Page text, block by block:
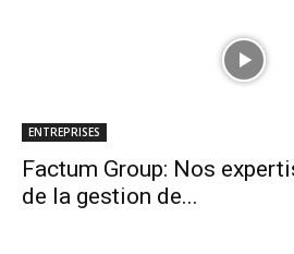
ENTREPRISES
Factum Group: Nos
de la gestion de...